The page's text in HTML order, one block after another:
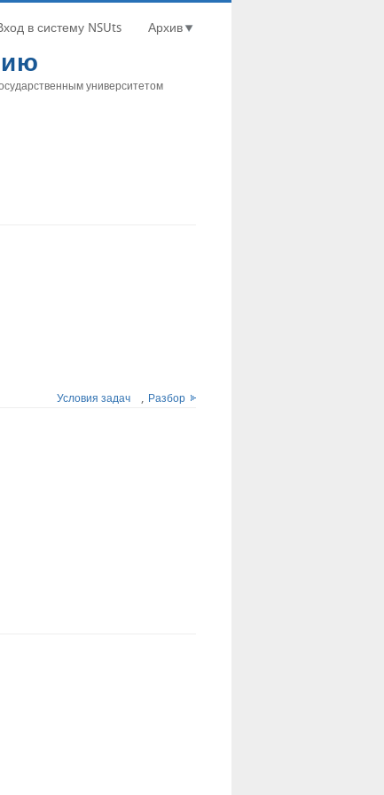
университетом
в систему NSUts Архив
Условия задач Разбор